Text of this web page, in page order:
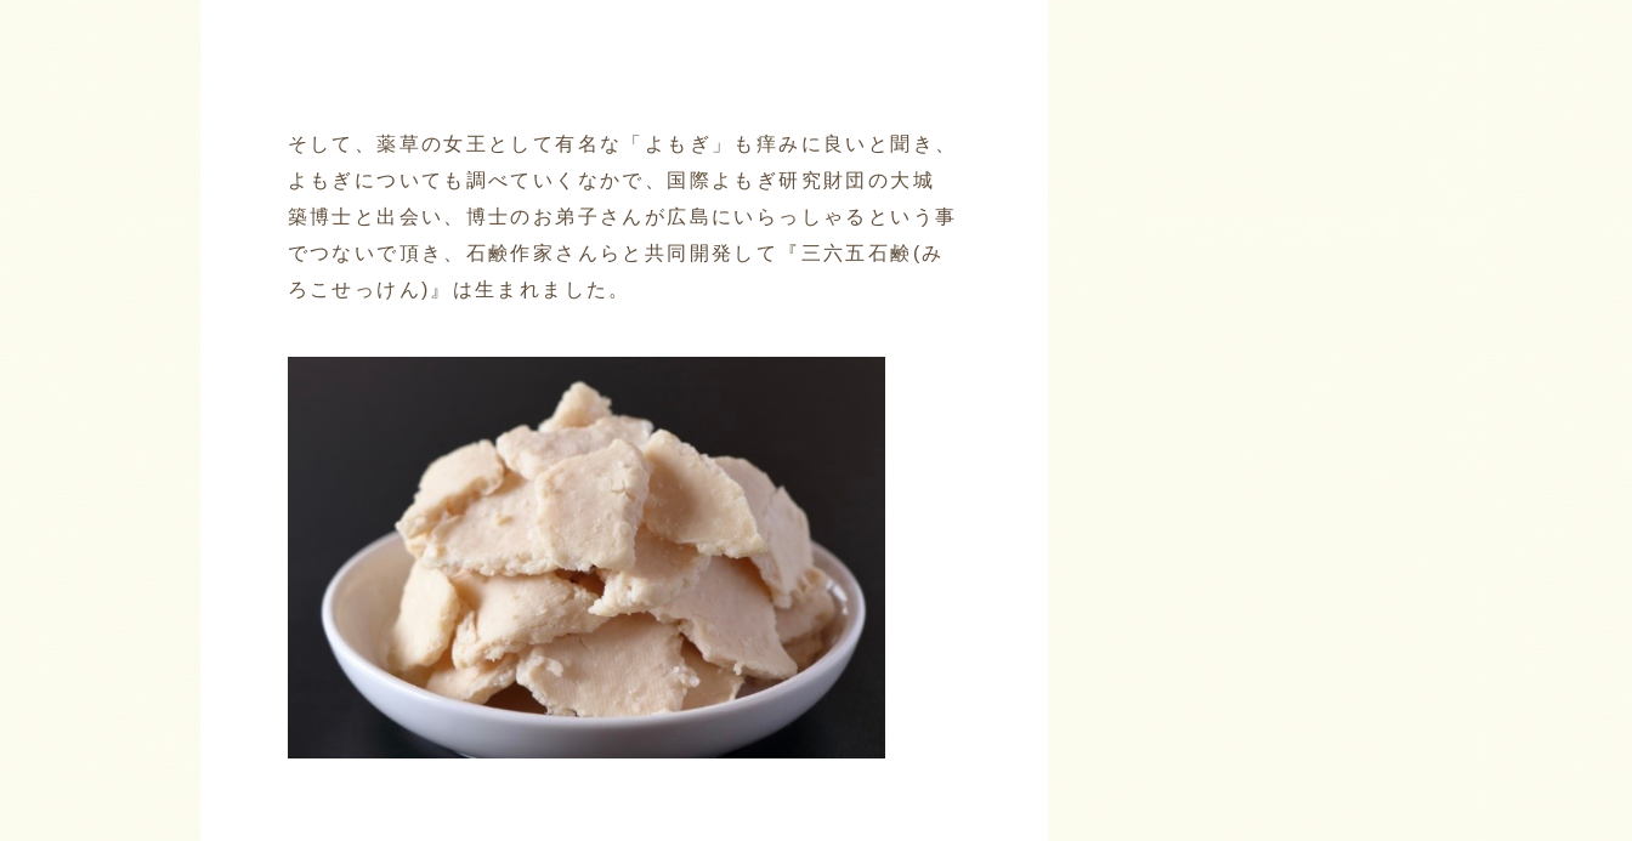
そして、薬草の女王として有名な「よもぎ」も痒みに良いと聞き、
よもぎについても調べていくなかで、国際よもぎ研究財団の大城
築博士と出会い、博士のお弟子さんが広島にいらっしゃるという事
でつないで頂き、石鹸作家さんらと共同開発して『三六五石鹸(み
ろこせっけん)』は生まれました。